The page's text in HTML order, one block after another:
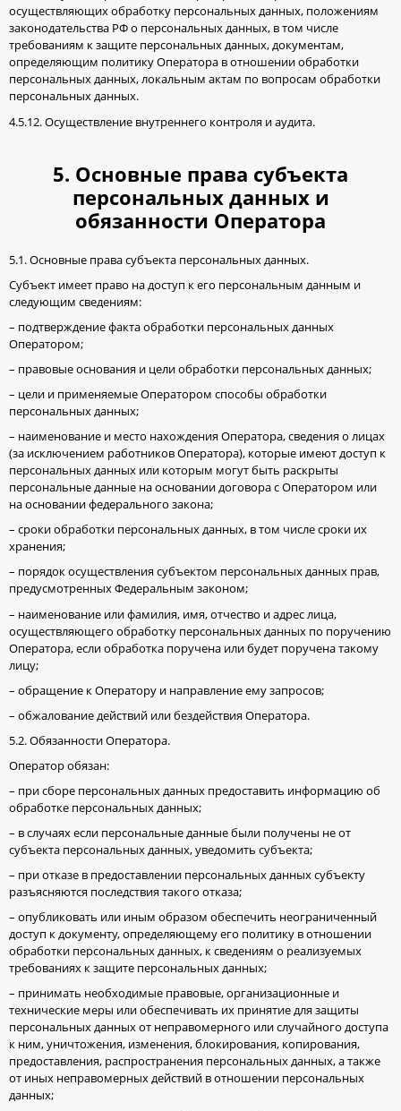
осуществляющих обработку персональных данных, положениям
законодательства РФ о персональных данных, в том числе
требованиям к защите персональных данных, документам,
определяющим политику Оператора в отношении обработки
персональных данных, локальным актам по вопросам обработки
персональных данных.
4.5.12. Осуществление внутреннего контроля и аудита.
5. Основные права субъекта
персональных данных и
обязанности Оператора
5.1. Основные права субъекта персональных данных.
Субъект имеет право на доступ к его персональным данным и
следующим сведениям:
– подтверждение факта обработки персональных данных
Оператором;
– правовые основания и цели обработки персональных данных;
– цели и применяемые Оператором способы обработки
персональных данных;
– наименование и место нахождения Оператора, сведения о лицах
(за исключением работников Оператора), которые имеют доступ к
персональных данных или которым могут быть раскрыты
персональные данные на основании договора с Оператором или
на основании федерального закона;
– сроки обработки персональных данных, в том числе сроки их
хранения;
– порядок осуществления субъектом персональных данных прав,
предусмотренных Федеральным законом;
– наименование или фамилия, имя, отчество и адрес лица,
осуществляющего обработку персональных данных по поручению
Оператора, если обработка поручена или будет поручена такому
лицу;
– обращение к Оператору и направление ему запросов;
– обжалование действий или бездействия Оператора.
5.2. Обязанности Оператора.
Оператор обязан:
– при сборе персональных данных предоставить информацию об
обработке персональных данных;
– в случаях если персональные данные были получены не от
субъекта персональных данных, уведомить субъекта;
– при отказе в предоставлении персональных данных субъекту
разъясняются последствия такого отказа;
– опубликовать или иным образом обеспечить неограниченный
доступ к документу, определяющему его политику в отношении
обработки персональных данных, к сведениям о реализуемых
требованиях к защите персональных данных;
– принимать необходимые правовые, организационные и
технические меры или обеспечивать их принятие для защиты
персональных данных от неправомерного или случайного доступа
к ним, уничтожения, изменения, блокирования, копирования,
предоставления, распространения персональных данных, а также
от иных неправомерных действий в отношении персональных
данных;